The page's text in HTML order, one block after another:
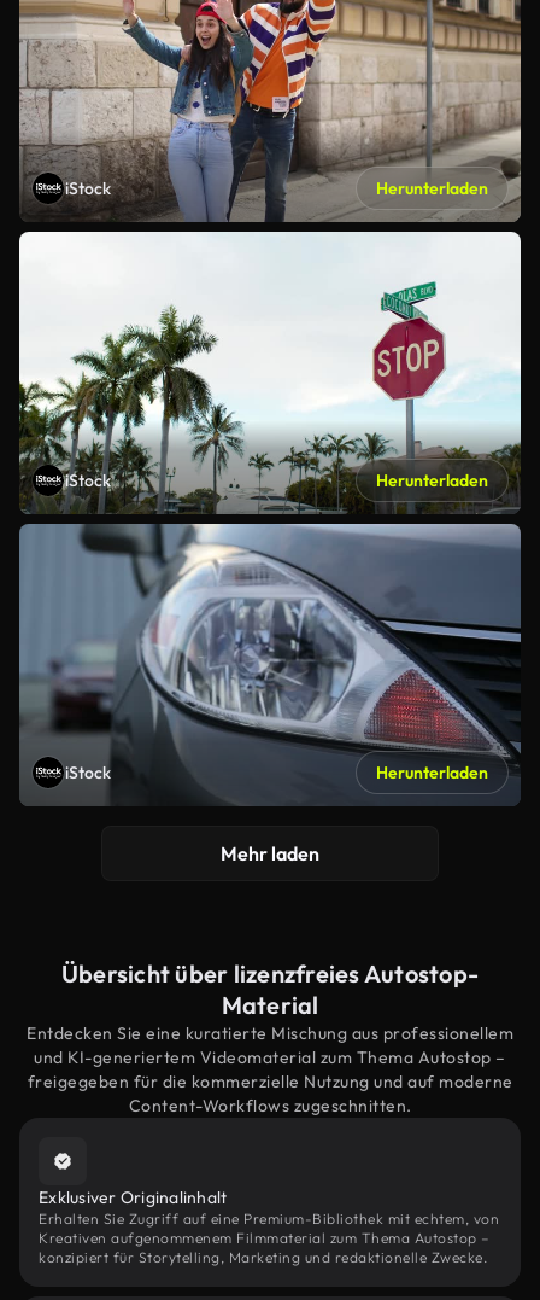
iStock Herunterladen
iStock Herunterladen
iStock Herunterladen
Mehr laden
Übersicht über lizenzfreies Autostop-
Material
Entdecken Sie eine kuratierte Mischung aus professionellem
und KI-generiertem Videomaterial zum Thema Autostop –
freigegeben für die kommerzielle Nutzung und auf moderne
Content-Workflows zugeschnitten.
Exklusiver Originalinhalt
Erhalten Sie Zugriff auf eine Premium-Bibliothek mit echtem, von
Kreativen aufgenommenem Filmmaterial zum Thema Autostop –
konzipiert für Storytelling, Marketing und redaktionelle Zwecke.